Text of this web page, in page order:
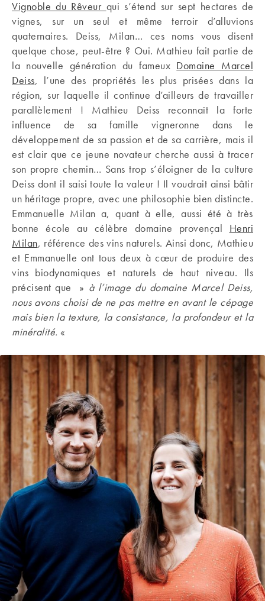
Vignoble du Rêveur qui s’étend sur sept hectares de
vignes, sur un seul et même terroir d’alluvions
quaternaires. Deiss, Milan… ces noms vous disent
quelque chose, peut-être ? Oui. Mathieu fait partie de
la nouvelle génération du fameux Domaine Marcel
Deiss, l’une des propriétés les plus prisées dans la
région, sur laquelle il continue d’ailleurs de travailler
parallèlement ! Mathieu Deiss reconnaît la forte
influence de sa famille vigneronne dans le
développement de sa passion et de sa carrière, mais il
est clair que ce jeune novateur cherche aussi à tracer
son propre chemin… Sans trop s’éloigner de la culture
Deiss dont il saisi toute la valeur ! Il voudrait ainsi bâtir
un héritage propre, avec une philosophie bien distincte.
Emmanuelle Milan a, quant à elle, aussi été à très
bonne école au célèbre domaine provençal Henri
Milan, référence des vins naturels. Ainsi donc, Mathieu
et Emmanuelle ont tous deux à cœur de produire des
vins biodynamiques et naturels de haut niveau. Ils
précisent que » à l’image du domaine Marcel Deiss,
nous avons choisi de ne pas mettre en avant le cépage
mais bien la texture, la consistance, la profondeur et la
minéralité. «